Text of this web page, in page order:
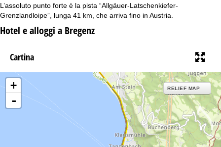
L’assoluto punto forte è la pista “Allgäuer-Latschenkiefer-
Grenzlandloipe”, lunga 41 km, che arriva fino in Austria.
Hotel e alloggi a Bregenz
Cartina
+
-
RELIEF MAP